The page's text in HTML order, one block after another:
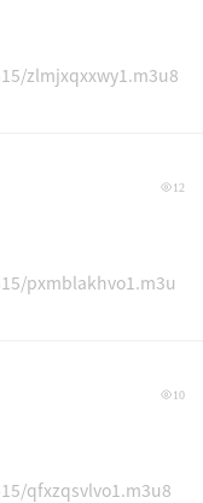
zlmjxqxxwy1.m3u8
12
pxmblakhvo1.m3u
10
qfxzqsvlvo1.m3u8